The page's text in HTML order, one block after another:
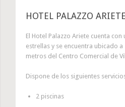
HOTEL PALAZZO
El Hotel Palazzo Ariete cuenta
estrellas y se encuentra ubicado
metros del Centro Comercial de
Dispone de los siguientes
2 piscinas